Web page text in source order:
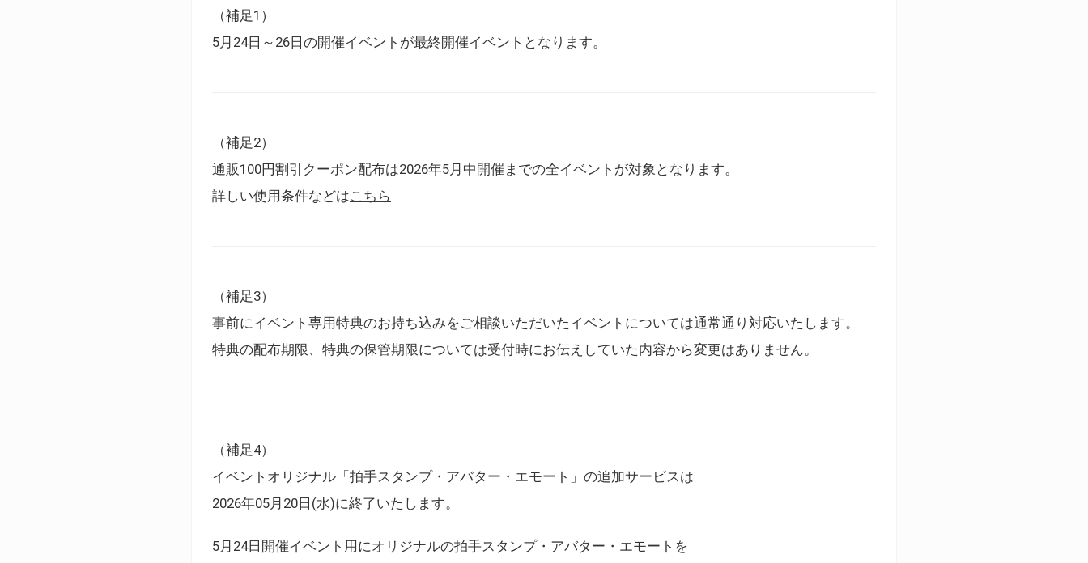
（補足1）
5月24日～26日の開催イベントが最終開催イベントとなります。
（補足2）
通販100円割引クーポン配布は2026年5月中開催までの全イベントが対象となります。
詳しい使用条件などはこちら
（補足3）
事前にイベント専用特典のお持ち込みをご相談いただいたイベントについては通常通り対応いたします。
特典の配布期限、特典の保管期限については受付時にお伝えしていた内容から変更はありません。
（補足4）
イベントオリジナル「拍手スタンプ・アバター・エモート」の追加サービスは
2026年05月20日(水)に終了いたします。
5月24日開催イベント用にオリジナルの拍手スタンプ・アバター・エモートを